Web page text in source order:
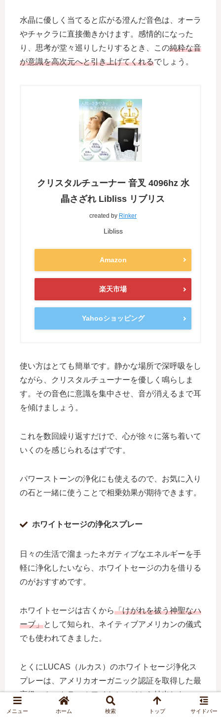
水晶に優しく当てると広がる澄んだ音色は、オーラ
やチャクラに直接働きかけます。感情的になった
り、思考が堂々巡りしたりするとき、この純粋な音
が意識を高次元へと引き上げてくれるでしょう。
クリスタルチューナー 音叉 4096hz 水
晶さざれ Libliss リブリス
created by Rinker
Libliss
Amazon
楽天市場
Yahooショッピング
使い方はとても簡単です。静かな場所で深呼吸をし
ながら、クリスタルチューナーを優しく鳴らしま
す。その音色に意識を集中させ、音が消えるまで耳
を傾けましょう。
これを数回繰り返すだけで、心が徐々に落ち着いて
いくのを感じられるはずです。
パワーストーンの浄化にも使えるので、お気に入り
の石と一緒に使うことで相乗効果が期待できます。
ホワイトセージの浄化スプレー
日々の生活で溜まったネガティブなエネルギーを手
軽に浄化したいなら、ホワイトセージの力を借りる
のがおすすめです。
ホワイトセージは古くから「けがれを祓う神聖なハ
ーブ」として知られ、ネイティブアメリカンの儀式
でも使われてきました。
とくにLUCAS（ルカス）のホワイトセージ浄化ス
プレーは、アメリカオーガニック認証を取得した最
高級エクストラ・ホワイトセージから抽出したエッ
センシャルオイルを配合したアイテムです。
メニュー ホーム 検索 トップ サイドバー